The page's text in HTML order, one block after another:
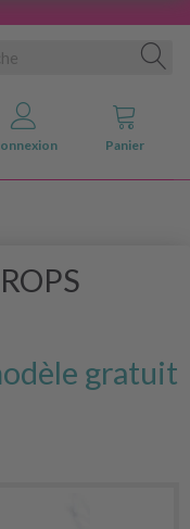
Panier
gratuit